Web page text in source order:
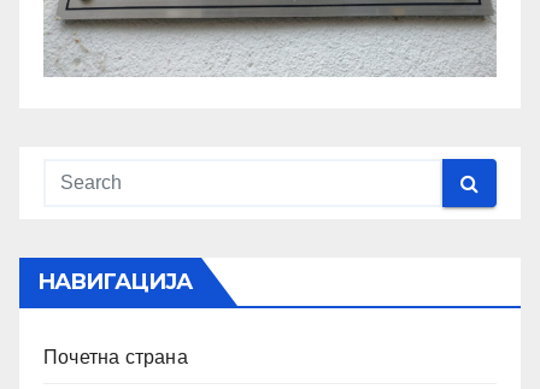
НАВИГАЦИЈА
Почетна страна